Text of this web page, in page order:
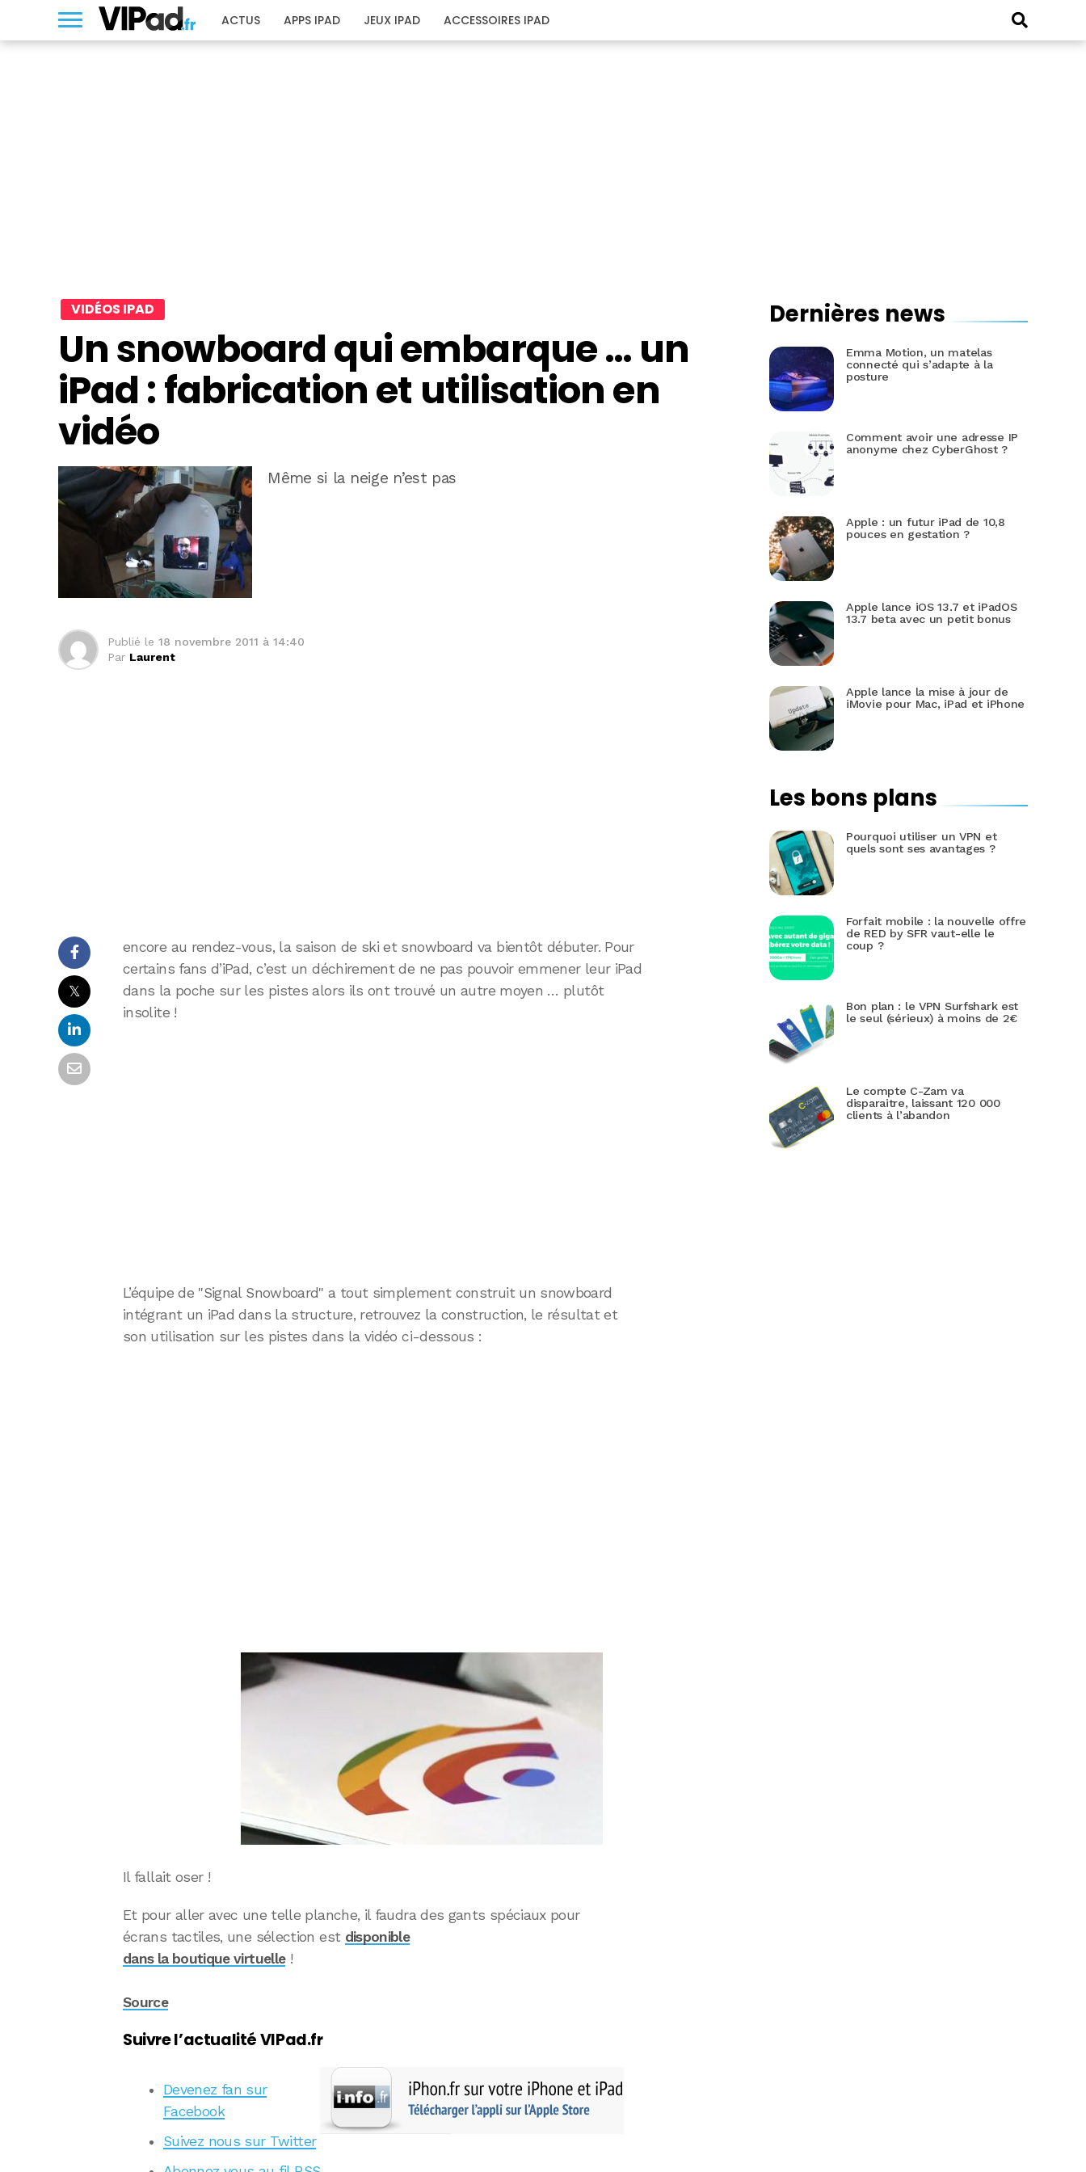
ACTUS APPS IPAD JEUX IPAD ACCESSOIRES IPAD
VIDÉOS IPAD
Un snowboard qui embarque … un
iPad : fabrication et utilisation en
vidéo
Même si la neige n’est pas
Publié le 18 novembre 2011 à 14:40
Par Laurent
𝕏
encore au rendez-vous, la saison de ski et snowboard va bientôt débuter. Pour
certains fans d’iPad, c’est un déchirement de ne pas pouvoir emmener leur iPad
dans la poche sur les pistes alors ils ont trouvé un autre moyen … plutôt
insolite !
L’équipe de "Signal Snowboard" a tout simplement construit un snowboard
intégrant un iPad dans la structure, retrouvez la construction, le résultat et
son utilisation sur les pistes dans la vidéo ci-dessous :
Il fallait oser !
Et pour aller avec une telle planche, il faudra des gants spéciaux pour
écrans tactiles, une sélection est disponible
dans la boutique virtuelle!
Source
Suivre l’actualité VIPad.fr
Devenez fan sur
Facebook
Suivez nous sur Twitter
Dernières news
Emma Motion, un matelas
connecté qui s’adapte à la
posture
Comment avoir une adresse IP
anonyme chez CyberGhost ?
Apple : un futur iPad de 10,8
pouces en gestation ?
Apple lance iOS 13.7 et iPadOS
13.7 beta avec un petit bonus
Apple lance la mise à jour de
iMovie pour Mac, iPad et iPhone
Les bons plans
Pourquoi utiliser un VPN et
quels sont ses avantages ?
Forfait mobile : la nouvelle offre
de RED by SFR vaut-elle le
coup ?
Bon plan : le VPN Surfshark est
le seul (sérieux) à moins de 2€
Le compte C-Zam va
disparaitre, laissant 120 000
clients à l’abandon